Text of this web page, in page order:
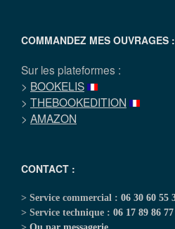
COMMANDEZ MES OUVRAGES :
Sur les plateformes :
> BOOKELIS
> THEBOOKEDITION
> AMAZON
CONTACT :
> Service commercial : 06 30 60 55
> Service technique : 06 17 89 86 77
> Ou par messagerie